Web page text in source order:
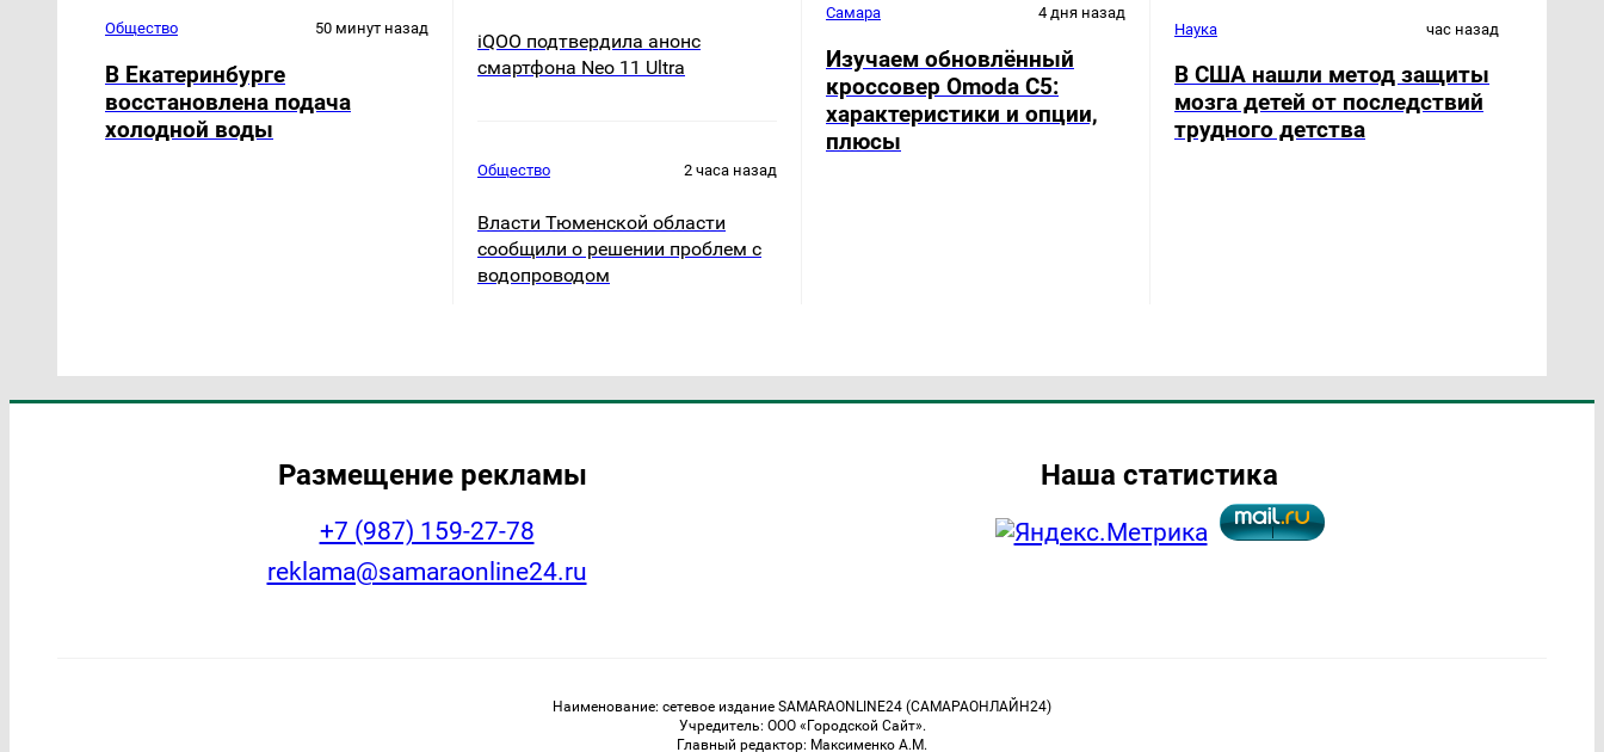
Общество 50 минут назад
В Екатеринбурге
восстановлена подача
холодной воды
iQOO подтвердила анонс
смартфона Neo 11 Ultra
Общество 2 часа назад
Власти Тюменской области
сообщили о решении проблем с
водопроводом
Самара 4 дня назад
Изучаем обновлённый
кроссовер Omoda C5:
характеристики и опции,
плюсы
Наука час назад
В США нашли метод защиты
мозга детей от последствий
трудного детства
Размещение рекламы
+7 (987) 159-27-78
reklama@samaraonline24.ru
Наша статистика
Наименование: сетевое издание SAMARAONLINE24 (САМАРАОНЛАЙН24)
Учредитель: ООО «Городской Сайт».
Главный редактор: Максименко А.М.